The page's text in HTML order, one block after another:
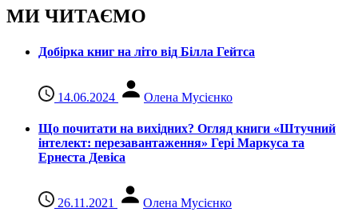
МИ ЧИТАЄМО
Добірка книг на літо від Білла Гейтса
14.06.2024 Олена Мусієнко
Що почитати на вихідних? Огляд книги «Штучний
інтелект: перезавантаження» Гері Маркуса та
Ернеста Девіса
26.11.2021 Олена Мусієнко